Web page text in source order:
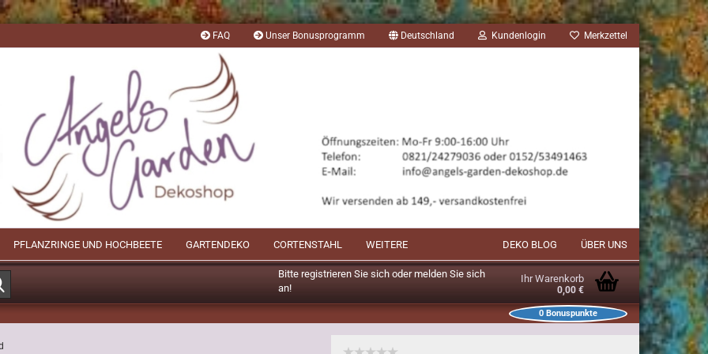
FAQ Unser Bonusprogramm Deutschland Kundenlogin Merkzettel
Bitte registrieren Sie sich oder melden Sie sich
an!
Ihr Warenkorb
0,00 €
0 Bonuspunkte
PFLANZRINGE UND HOCHBEETE GARTENDEKO CORTENSTAHL DEKO BLOG ÜBER UNS
WEITERE